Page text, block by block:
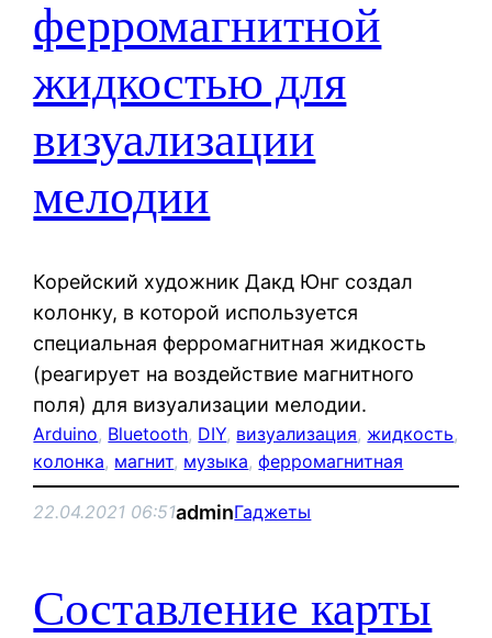
ферромагнитной
жидкостью для
визуализации
мелодии
Корейский художник Дакд Юнг создал
колонку, в которой используется
специальная ферромагнитная жидкость
(реагирует на воздействие магнитного
поля) для визуализации мелодии.
Arduino, Bluetooth, DIY, визуализация, жидкость
колонка, магнит, музыка, ферромагнитная
22.04.2021 06:51adminГаджеты
Составление карты